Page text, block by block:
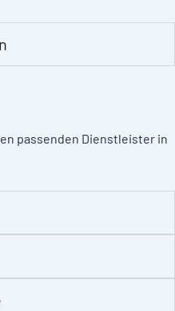
passenden Dienstleister in